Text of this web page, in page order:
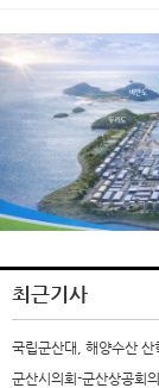
최근기사
국립군산대, 해양수산
군산시의회-군산상공회